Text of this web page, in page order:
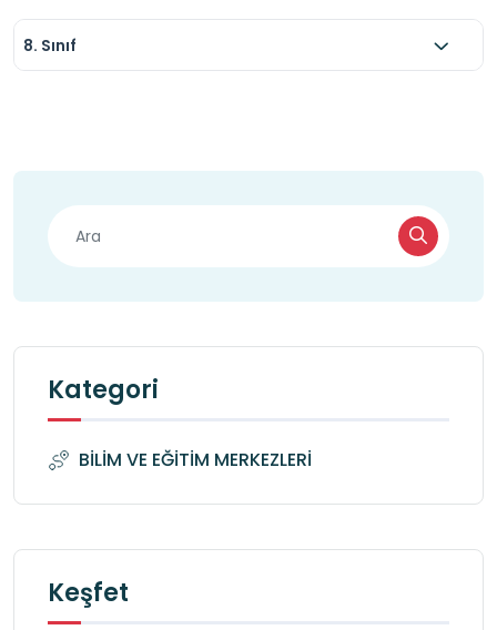
8. Sınıf
Kategori
BİLİM VE EĞİTİM MERKEZLERİ
Keşfet